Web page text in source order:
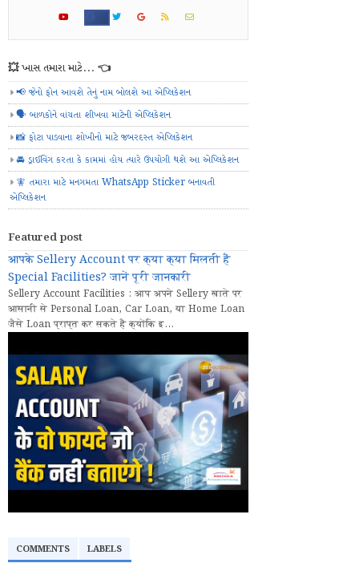
💥 ખાસ તમારા માટે... 👈
📢 જેનો ફોન આવશે તેનું નામ બોલશે આ એપ્લિકેશન
🗣️ બાળકોને વાંચતા શીખવા માટેની એપ્લિકેશન
📸 ફોટા પાડવાના શોખીનો માટે જબરદસ્ત એપ્લિકેશન
🚘 ડ્રાઈવિંગ કરતા કે કામમાં હોય ત્યારે ઉપયોગી થશે આ એપ્લિકેશન
🧚 તમારા માટે મનગમતા WhatsApp Sticker બનાવતી
એપ્લિકેશન
Featured post
आपके Sellery Account पर क्या क्या मिलती हैं
Special Facilities? जानें पूरी जानकारी
Sellery Account Facilities : आप अपने Sellery खाते पर
आसानी से Personal Loan, Car Loan, या Home Loan
जैसे Loan प्राप्त कर सकते हैं क्योंकि इ...
COMMENTS LABELS